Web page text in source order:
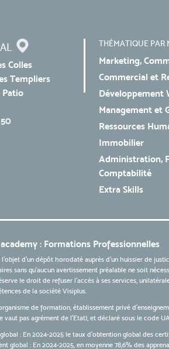
Colles
Templiers
Patio
THÉMATIQUE PAR
Marketing,
Commercial et
Développement
Management et
Ressources
Immobilier
Administration,
Comptabilité
Extra Skills
: Formations Professionnelles
l'objet d'un dépôt horodaté auprès d'un huissier de
sans qu’aucun avertissement préalable ne soit
le droit de refuser l'accès à ses services,
de la société Visiplus.
de formation, établissement privé
vaut pas agrément de l’Etat), et déclaré sous le code
: En 2024-2025 le taux d'obtention global des
global : En 2024-2025, en moyenne 78,6% des